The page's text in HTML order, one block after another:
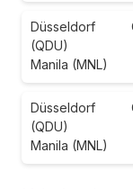
Düsseldorf
(QDU)
Manila (MNL)
Düsseldorf
(QDU)
Manila (MNL)